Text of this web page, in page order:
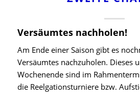
Versäumtes nachholen!
Am Ende einer Saison gibt es
Versäumtes nachzuholen. Dieses
Wochenende sind im
die Reelgationsturniere bzw.